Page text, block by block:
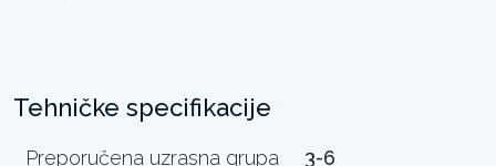
Tehničke specifikacije
Preporučena uzrasna grupa 3-6